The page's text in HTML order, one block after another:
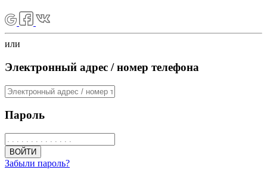
или
Электронный адрес / номер телефона
Пароль
ВОЙТИ
Забыли пароль?